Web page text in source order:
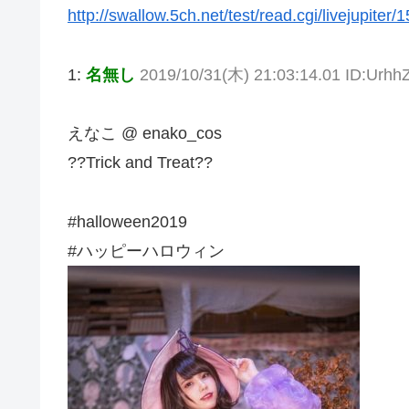
http://swallow.5ch.net/test/read.cgi/livejupiter/
1: 名無し 2019/10/31(木) 21:03:14.01
えなこ @ enako_cos
??Trick and Treat??
#halloween2019
#ハッピーハロウィン